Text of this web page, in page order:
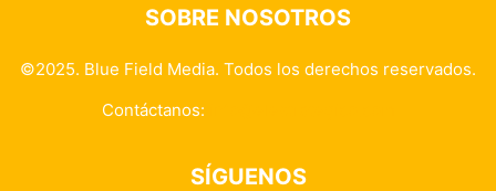
SOBRE NOSOTROS
©2025. Blue Field Media. Todos los derechos reservados.
Contáctanos:
SÍGUENOS